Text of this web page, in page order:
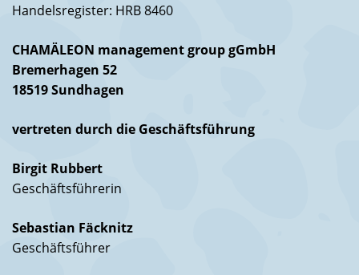
Handelsregister: HRB 8460
CHAMÄLEON management group gGmbH
Bremerhagen 52
18519 Sundhagen
vertreten durch die Geschäftsführung
Birgit Rubbert
Geschäftsführerin
Sebastian Fäcknitz
Geschäftsführer